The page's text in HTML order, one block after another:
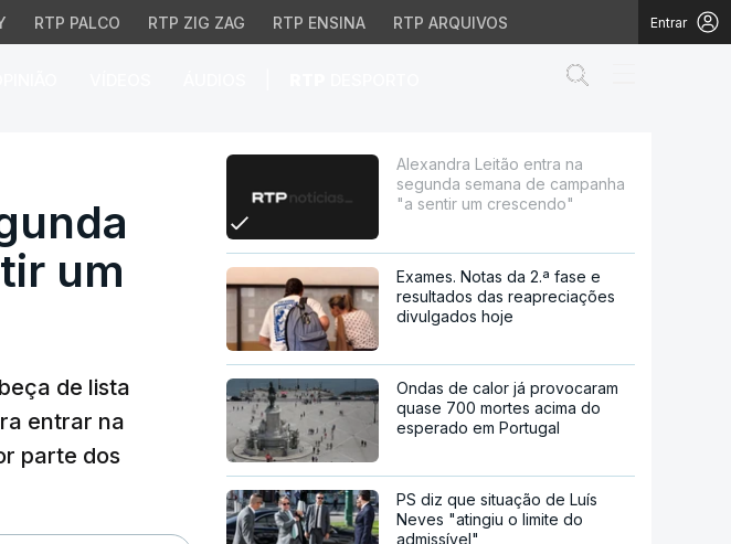
RTP PALCO RTP ZIG ZAG RTP ENSINA RTP ARQUIVOS Entrar
semana de campanha "a
um
de lista
entrar na
parte dos
Alexandra Leitão entra na
segunda semana de campanha
"a sentir um crescendo"
Exames. Notas da 2.ª fase e
resultados das reapreciações
divulgados hoje
Ondas de calor já provocaram
quase 700 mortes acima do
esperado em Portugal
PS diz que situação de Luís
Neves "atingiu o limite do
admissível"